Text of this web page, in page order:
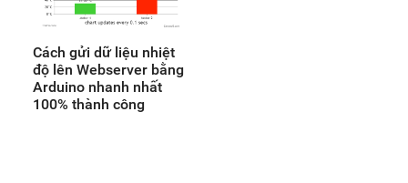
Cách gửi dữ liệu nhiệt
độ lên Webserver bằng
Arduino nhanh nhất
100% thành công